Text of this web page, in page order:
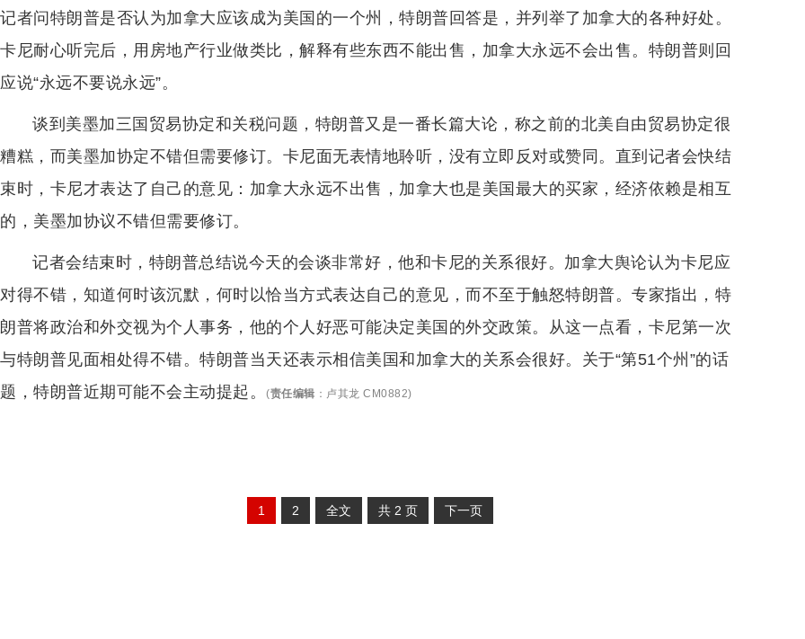
记者问特朗普是否认为加拿大应该成为美国的一个州，特朗普回答是，并列举了加拿大的各种好处。
卡尼耐心听完后，用房地产行业做类比，解释有些东西不能出售，加拿大永远不会出售。特朗普则回
应说“永远不要说永远”。
谈到美墨加三国贸易协定和关税问题，特朗普又是一番长篇大论，称之前的北美自由贸易协定很
糟糕，而美墨加协定不错但需要修订。卡尼面无表情地聆听，没有立即反对或赞同。直到记者会快结
束时，卡尼才表达了自己的意见：加拿大永远不出售，加拿大也是美国最大的买家，经济依赖是相互
的，美墨加协议不错但需要修订。
记者会结束时，特朗普总结说今天的会谈非常好，他和卡尼的关系很好。加拿大舆论认为卡尼应
对得不错，知道何时该沉默，何时以恰当方式表达自己的意见，而不至于触怒特朗普。专家指出，特
朗普将政治和外交视为个人事务，他的个人好恶可能决定美国的外交政策。从这一点看，卡尼第一次
与特朗普见面相处得不错。特朗普当天还表示相信美国和加拿大的关系会很好。关于“第51个州”的话
题，特朗普近期可能不会主动提起。
(责任编辑 ： 卢其龙 CM0882)
1 2 全文 共 2 页 下一页